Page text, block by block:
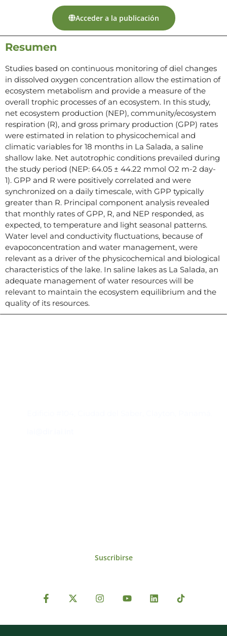
Acceder a la publicación
Resumen
Studies based on continuous monitoring of diel changes
in dissolved oxygen concentration allow the estimation of
ecosystem metabolism and provide a measure of the
overall trophic processes of an ecosystem. In this study,
net ecosystem production (NEP), community/ecosystem
respiration (R), and gross primary production (GPP) rates
were estimated in relation to physicochemical and
climatic variables for 18 months in La Salada, a saline
shallow lake. Net autotrophic conditions prevailed during
the study period (NEP: 64.05 ± 44.22 mmol O2 m-2 day-
1). GPP and R were positively correlated and were
synchronized on a daily timescale, with GPP typically
greater than R. Principal component analysis revealed
that monthly rates of GPP, R, and NEP responded, as
expected, to temperature and light seasonal patterns.
Water level and conductivity fluctuations, because of
evapoconcentration and water management, were
relevant as a driver of the physicochemical and biological
characteristics of the lake. In saline lakes as La Salada, an
adequate management of water resources will be
relevant to maintain the ecosystem equilibrium and the
quality of its resources.
Suscribirse